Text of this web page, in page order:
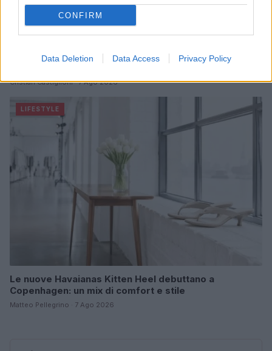
CONFIRM
Data Deletion Data Access Privacy Policy
Mostre di moda 2026: Franco Moschino a Forte di
Cristian Castiglioni · 7 Ago 2026
LIFESTYLE
Le nuove Havaianas Kitten Heel debuttano a
Copenhagen: un mix di comfort e stile
Matteo Pellegrino · 7 Ago 2026